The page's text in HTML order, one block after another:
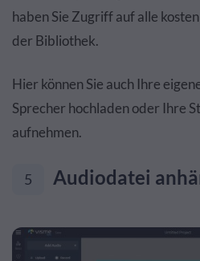
haben Sie Zugriff auf alle
der Bibliothek.
Hier können Sie auch Ihre
Sprecher hochladen oder Ihre
aufnehmen.
5 Audiodatei